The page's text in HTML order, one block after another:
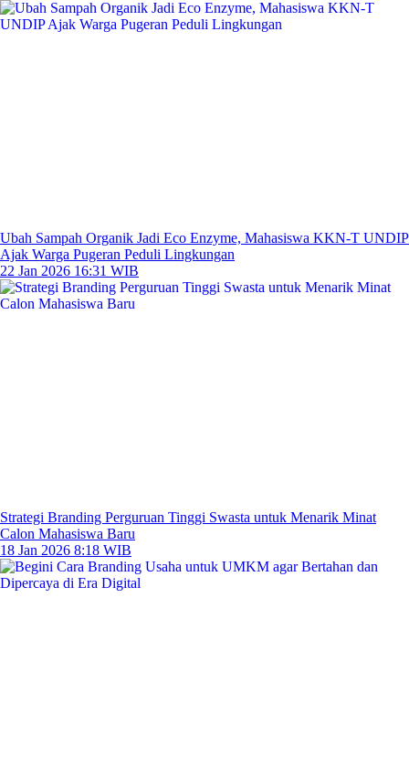
Ubah Sampah Organik Jadi Eco Enzyme, Mahasiswa KKN-T UNDIP
Ajak Warga Pugeran Peduli Lingkungan
22 Jan 2026 16:31 WIB
Strategi Branding Perguruan Tinggi Swasta untuk Menarik Minat
Calon Mahasiswa Baru
18 Jan 2026 8:18 WIB